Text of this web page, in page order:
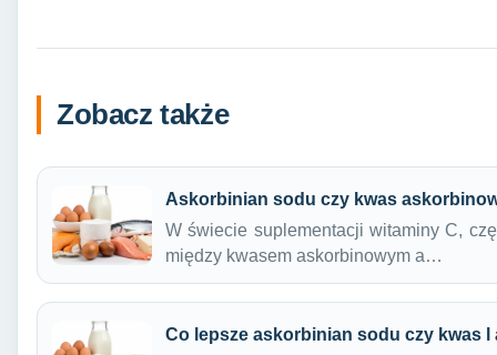
Zobacz także
Askorbinian sodu czy kwas
W świecie suplementacji witaminy C,
między kwasem askorbinowym a…
Co lepsze askorbinian sodu czy kwas